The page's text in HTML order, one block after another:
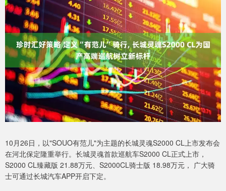
10月26日，以"SOUO有范儿"为主题的长城灵魂S2000 CL上市发布会
在河北保定隆重举行。长城灵魂首款巡航车S2000 CL正式上市，
S2000 CL臻藏版 21.88万元、S2000CL骑士版 18.98万元， 广大骑
士可通过长城汽车APP开启下定。